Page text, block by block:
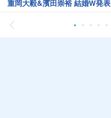
重岡大毅&濱田崇裕 結婚W発表